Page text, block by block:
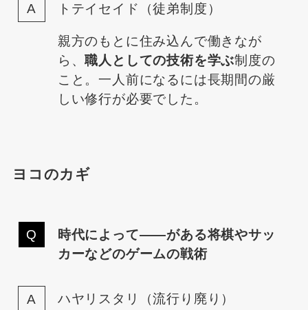
トテイセイド（徒弟制度）
親方のもとに住み込んで働きなが
ら、職人としての技術を学ぶ制度の
こと。一人前になるには長期間の厳
しい修行が必要でした。
ヨコのカギ
時代によって――がある将棋やサッ
カーなどのゲームの戦術
ハヤリスタリ（流行り廃り）